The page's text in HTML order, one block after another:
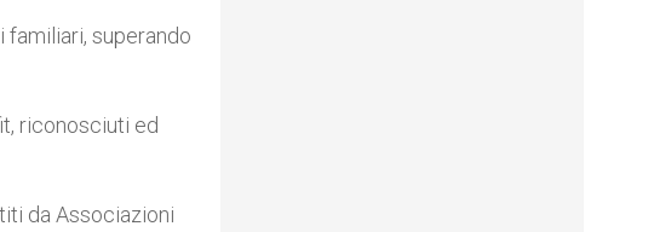
superando
riconosciuti ed
da Associazioni